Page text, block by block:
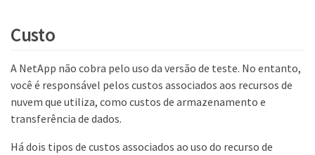
Custo
A NetApp não cobra pelo uso da versão de teste. No entanto,
você é responsável pelos custos associados aos recursos de
nuvem que utiliza, como custos de armazenamento e
transferência de dados.
Há dois tipos de custos associados ao uso do recurso de